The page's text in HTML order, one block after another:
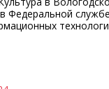
Федеральной
и дата принятия